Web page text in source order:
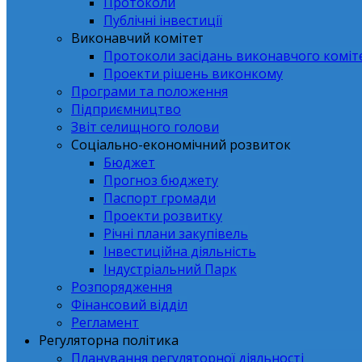
Публічні інвестиції
Виконавчий комітет
Протоколи засідань виконавчого
Проекти рішень виконкому
Програми та положення
Підприємництво
Звіт селищного голови
Соціально-економічний розвиток
Бюджет
Прогноз бюджету
Паспорт громади
Проекти розвитку
Річні плани закупівель
Інвестиційна діяльність
Індустріальний Парк
Розпорядження
Фінансовий відділ
Регламент
Регуляторна політика
Планування регуляторної діяльності